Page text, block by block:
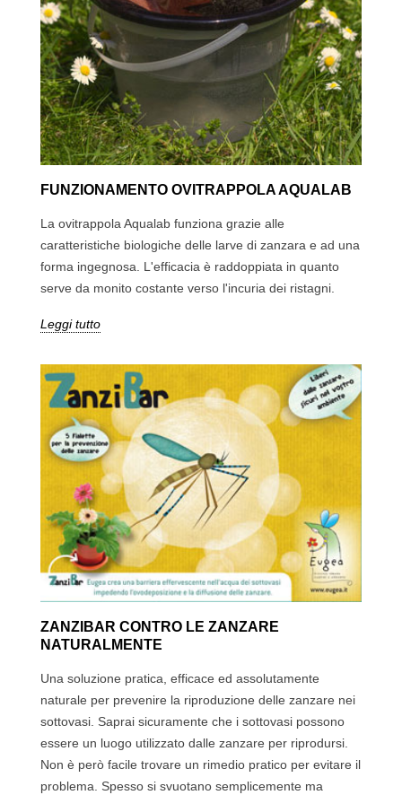
FUNZIONAMENTO OVITRAPPOLA AQUALAB
La ovitrappola Aqualab funziona grazie alle
caratteristiche biologiche delle larve di zanzara e ad una
forma ingegnosa. L'efficacia è raddoppiata in quanto
serve da monito costante verso l'incuria dei ristagni.
Leggi tutto
ZANZIBAR CONTRO LE ZANZARE
NATURALMENTE
Una soluzione pratica, efficace ed assolutamente
naturale per prevenire la riproduzione delle zanzare nei
sottovasi. Saprai sicuramente che i sottovasi possono
essere un luogo utilizzato dalle zanzare per riprodursi.
Non è però facile trovare un rimedio pratico per evitare il
problema. Spesso si svuotano semplicemente ma